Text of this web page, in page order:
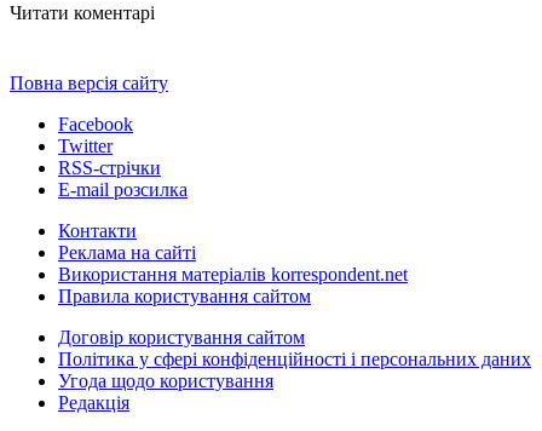
Читати коментарі
Повна версія сайту
Facebook
Twitter
RSS-стрічки
E-mail розсилка
Контакти
Реклама на сайті
Використання матеріалів korrespondent.net
Правила користування сайтом
Договір користування сайтом
Політика у сфері конфіденційності і персональних даних
Угода щодо користування
Редакція